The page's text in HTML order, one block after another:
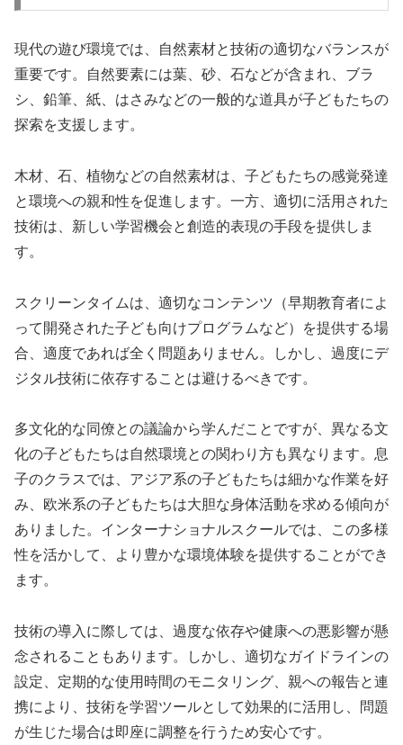
現代の遊び環境では、自然素材と技術の適切なバランスが
重要です。自然要素には葉、砂、石などが含まれ、ブラ
シ、鉛筆、紙、はさみなどの一般的な道具が子どもたちの
探索を支援します。
木材、石、植物などの自然素材は、子どもたちの感覚発達
と環境への親和性を促進します。一方、適切に活用された
技術は、新しい学習機会と創造的表現の手段を提供しま
す。
スクリーンタイムは、適切なコンテンツ（早期教育者によ
って開発された子ども向けプログラムなど）を提供する場
合、適度であれば全く問題ありません。しかし、過度にデ
ジタル技術に依存することは避けるべきです。
多文化的な同僚との議論から学んだことですが、異なる文
化の子どもたちは自然環境との関わり方も異なります。息
子のクラスでは、アジア系の子どもたちは細かな作業を好
み、欧米系の子どもたちは大胆な身体活動を求める傾向が
ありました。インターナショナルスクールでは、この多様
性を活かして、より豊かな環境体験を提供することができ
ます。
技術の導入に際しては、過度な依存や健康への悪影響が懸
念されることもあります。しかし、適切なガイドラインの
設定、定期的な使用時間のモニタリング、親への報告と連
携により、技術を学習ツールとして効果的に活用し、問題
が生じた場合は即座に調整を行うため安心です。